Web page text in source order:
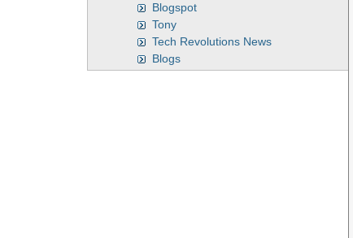
Blogspot
Tony
Tech Revolutions News
Blogs